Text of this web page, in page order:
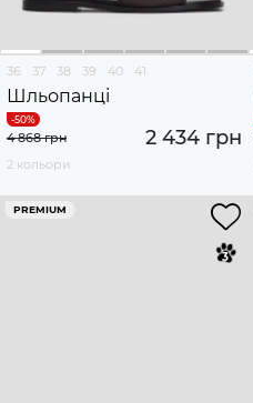
36 37 38 39 40 41
Шльопанці
2 434 грн
4 868 грн
2 кольори
PREMIUM